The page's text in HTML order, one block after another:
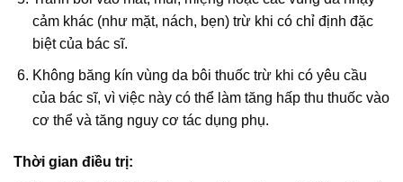
cảm khác (như mặt, nách, bẹn) trừ khi có chỉ định đặc
biệt của bác sĩ.
Không băng kín vùng da bôi thuốc trừ khi có yêu cầu
của bác sĩ, vì việc này có thể làm tăng hấp thu thuốc vào
cơ thể và tăng nguy cơ tác dụng phụ.
Thời gian điều trị: